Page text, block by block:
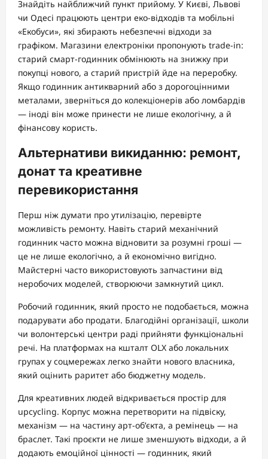
Знайдіть найближчий пункт прийому. У Києві, Львові
чи Одесі працюють центри еко-відходів та мобільні
«Екобуси», які збирають небезпечні відходи за
графіком. Магазини електроніки пропонують trade-in:
старий смарт-годинник обмінюють на знижку при
покупці нового, а старий пристрій йде на переробку.
Якщо годинник антикварний або з дорогоцінними
металами, зверніться до колекціонерів або ломбардів
— іноді він може принести не лише екологічну, а й
фінансову користь.
Альтернативи викиданню: ремонт,
донат та креативне
перевикористання
Перш ніж думати про утилізацію, перевірте
можливість ремонту. Навіть старий механічний
годинник часто можна відновити за розумні гроші —
це не лише екологічно, а й економічно вигідно.
Майстерні часто використовують запчастини від
неробочих моделей, створюючи замкнутий цикл.
Робочий годинник, який просто не подобається, можна
подарувати або продати. Благодійні організації, школи
чи волонтерські центри раді прийняти функціональні
речі. На платформах на кшталт OLX або локальних
групах у соцмережах легко знайти нового власника,
який оцінить раритет або бюджетну модель.
Для креативних людей відкривається простір для
upcycling. Корпус можна перетворити на підвіску,
механізм — на частину арт-об’єкта, а ремінець — на
браслет. Такі проєкти не лише зменшують відходи, а й
додають емоційної цінності — годинник, який